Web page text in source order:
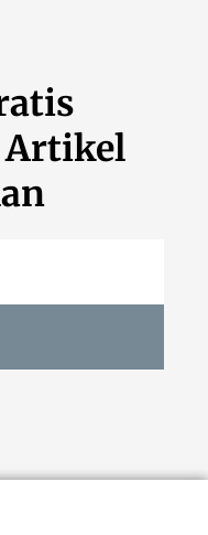
Artikel